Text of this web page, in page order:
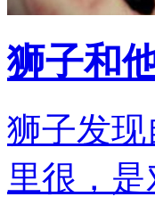
狮子和
狮子发
里很，